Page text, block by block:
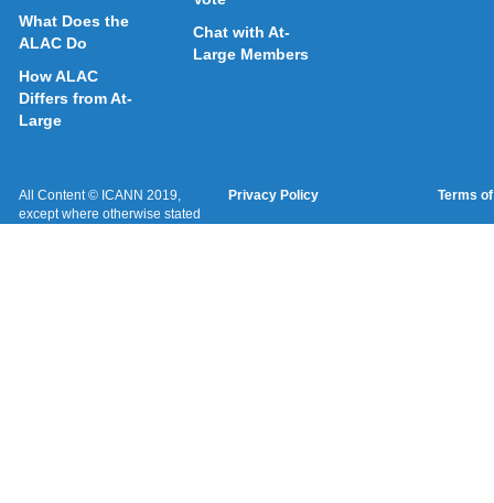
What Does the
ALAC Do
How ALAC
Differs from At-
Large
Chat with At-
Large Members
All Content © ICANN 2019,
except where otherwise stated
Privacy Policy Terms